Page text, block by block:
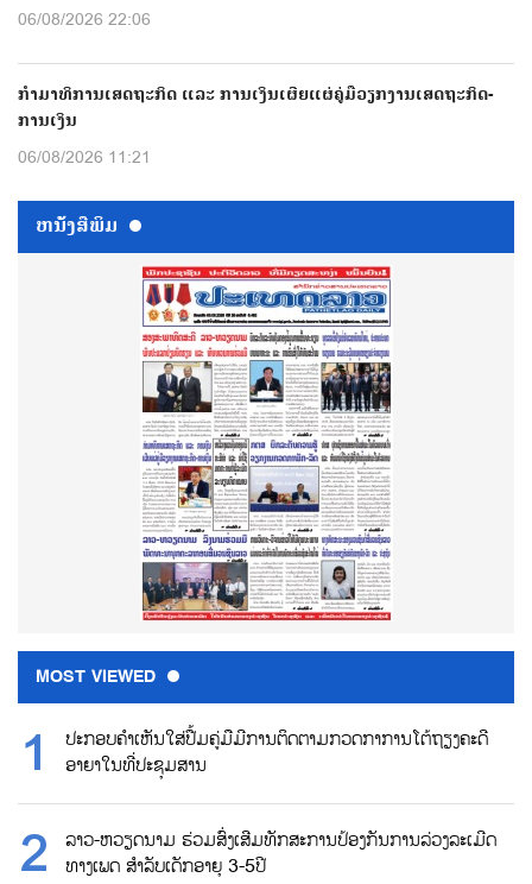
06/08/2026 22:06
ກຳມາທິການເສດຖະກິດ ແລະ ການເງິນເຜີຍແຜ່ຄູ່ມືວຽກງານເສດຖະກິດ-
ການເງິນ
06/08/2026 11:21
ຫນ້ັງສືພິມ
MOST VIEWED
ປະກອບຄຳເຫັນໃສ່ປື້ມຄູ່ມືມີການຕິດຕາມກວດກາການໂຕ້ຖຽງຄະດີ
ອາຍາໃນທີ່ປະຊຸມສານ
ລາວ-ຫວຽດນາມ ຮ່ວມສົ່ງເສີມທັກສະການປ້ອງກັນການລ່ວງລະເມີດ
ທາງເພດ ສຳລັບເດັກອາຍຸ 3-5ປີ